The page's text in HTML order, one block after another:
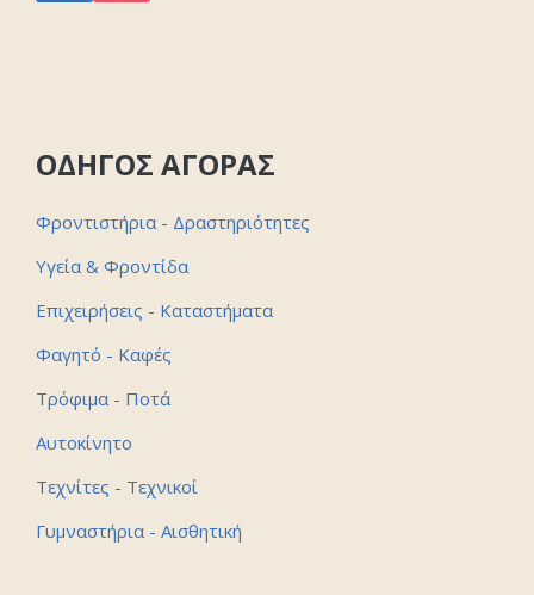
ΟΔΗΓΟΣ ΑΓΟΡΑΣ
Φροντιστήρια - Δραστηριότητες
Υγεία & Φροντίδα
Επιχειρήσεις - Καταστήματα
Φαγητό - Καφές
Τρόφιμα - Ποτά
Αυτοκίνητο
Τεχνίτες - Τεχνικοί
Γυμναστήρια - Αισθητική